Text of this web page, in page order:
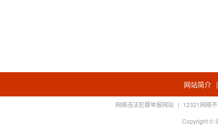
网站简介
网络违法犯罪举报网站 | 12321网络
Copyright ©